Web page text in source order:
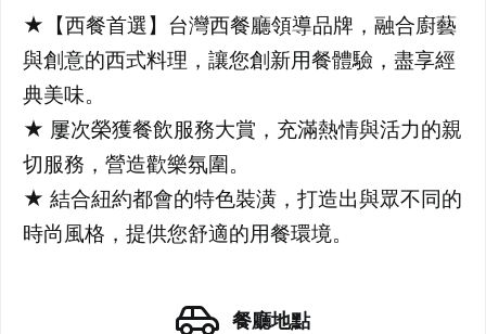
★【西餐首選】台灣西餐廳領導品牌，融合廚藝
與創意的西式料理，讓您創新用餐體驗，盡享經
典美味。
★ 屢次榮獲餐飲服務大賞，充滿熱情與活力的親
切服務，營造歡樂氛圍。
★ 結合紐約都會的特色裝潢，打造出與眾不同的
時尚風格，提供您舒適的用餐環境。
餐廳地點